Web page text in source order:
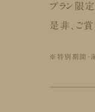
プラン限
是非、ご賞
※特別期間・海